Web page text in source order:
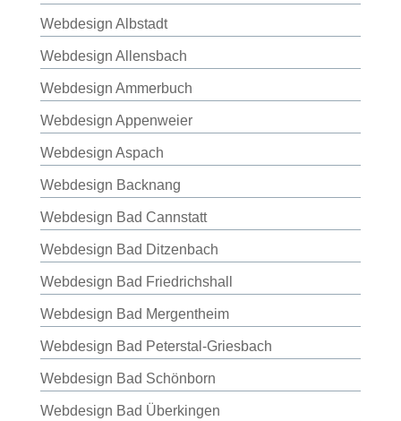
Webdesign Albstadt
Webdesign Allensbach
Webdesign Ammerbuch
Webdesign Appenweier
Webdesign Aspach
Webdesign Backnang
Webdesign Bad Cannstatt
Webdesign Bad Ditzenbach
Webdesign Bad Friedrichshall
Webdesign Bad Mergentheim
Webdesign Bad Peterstal-Griesbach
Webdesign Bad Schönborn
Webdesign Bad Überkingen